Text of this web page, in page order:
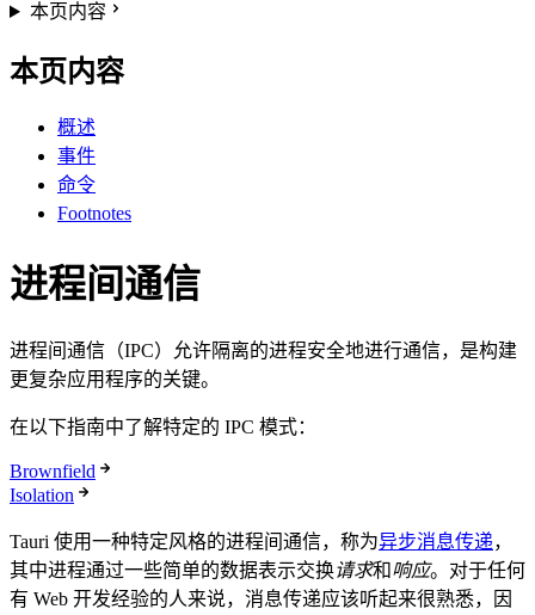
本页内容
本页内容
概述
事件
命令
Footnotes
进程间通信
进程间通信（IPC）允许隔离的进程安全地进行通信，是构建
更复杂应用程序的关键。
在以下指南中了解特定的 IPC 模式：
Brownfield
Isolation
Tauri 使用一种特定风格的进程间通信，称为异步消息传递，
其中进程通过一些简单的数据表示交换请求和响应。对于任何
有 Web 开发经验的人来说，消息传递应该听起来很熟悉，因